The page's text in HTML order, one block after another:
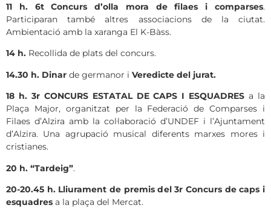
11 h.
6t Concurs d’olla mora de filaes i comparses.
Participaran també altres associacions de la ciutat.
Ambientació amb la xaranga El K-Bàss.
14 h. Recollida de plats del concurs.
14.30 h. Dinar de germanor i Veredicte del jurat.
18 h. 3r CONCURS ESTATAL DE CAPS I ESQUADRESa la
Plaça Major, organitzat per la Federació de Comparses i
Filaes d’Alzira amb la col·laboració d’UNDEF i l’Ajuntament
d’Alzira. Una agrupació musical diferents marxes mores i
cristianes.
20 h. “Tardeig”.
20-20.45 h. Lliurament de premis del 3r Concurs de caps i
esquadres a la plaça del Mercat.